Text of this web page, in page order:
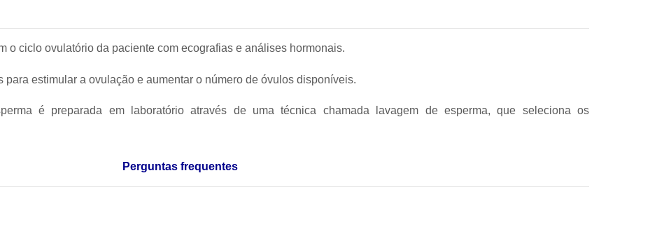
o ciclo ovulatório da paciente com ecografias e análises hormonais.
estimular a ovulação e aumentar o número de óvulos disponíveis.
é preparada em laboratório através de uma técnica chamada lavagem de esperma, que seleciona os
Perguntas frequentes